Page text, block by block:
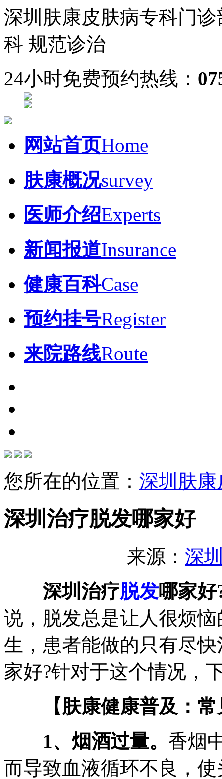
深圳肤康皮肤病专科门诊
科 规范诊治
24小时免费预约热线：
网站首页Home
肤康概况survey
医师介绍Experts
新闻报道Insurance
健康百科Case
预约挂号Register
来院路线Route
您所在的位置： 深圳肤
深圳治疗脱发哪家好
来源： 深
深圳治疗脱发哪家好
说，脱发总是让人很烦
生，患者能做的只有尽
家好?针对于这个情况，
【肤康健康普及：
1、烟酒过量。 香烟
而导致血液循环不良，